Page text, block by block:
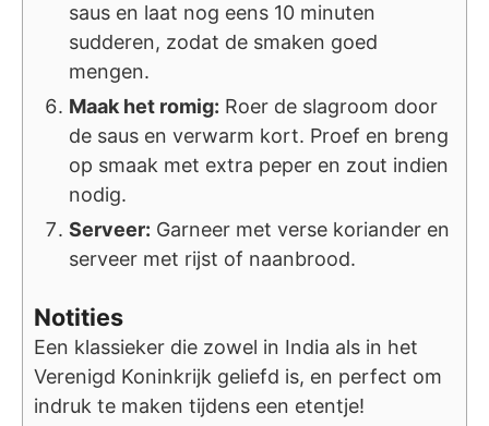
saus en laat nog eens 10 minuten
sudderen, zodat de smaken goed
mengen.
Maak het romig: Roer de slagroom door
de saus en verwarm kort. Proef en breng
op smaak met extra peper en zout indien
nodig.
Serveer: Garneer met verse koriander en
serveer met rijst of naanbrood.
Notities
Een klassieker die zowel in India als in het
Verenigd Koninkrijk geliefd is, en perfect om
indruk te maken tijdens een etentje!